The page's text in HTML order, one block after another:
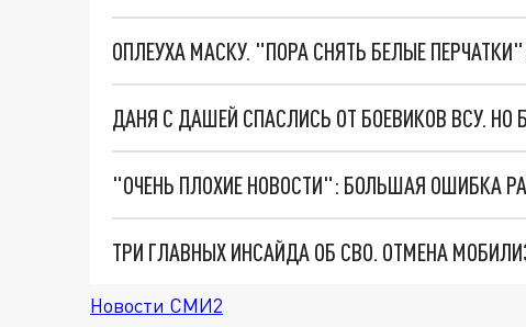
ОПЛЕУХА МАСКУ. "ПОРА СНЯТЬ БЕЛЫЕ
ДАНЯ С ДАШЕЙ СПАСЛИСЬ ОТ БОЕВИКОВ ВСУ.
Новости СМИ2